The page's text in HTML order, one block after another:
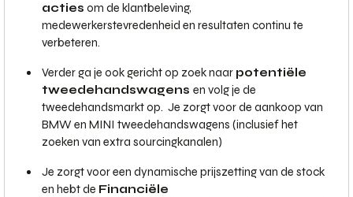
acties om de klantbeleving,
medewerkerstevredenheid en resultaten continu te
verbeteren.
Verder ga je ook gericht op zoek naar potentiële
tweedehandswagens en volg je de
tweedehandsmarkt op. Je zorgt voor de aankoop van
BMW en MINI tweedehandswagens (inclusief het
zoeken van extra sourcingkanalen)
Je zorgt voor een dynamische prijszetting van de stock
en hebt de Financiële